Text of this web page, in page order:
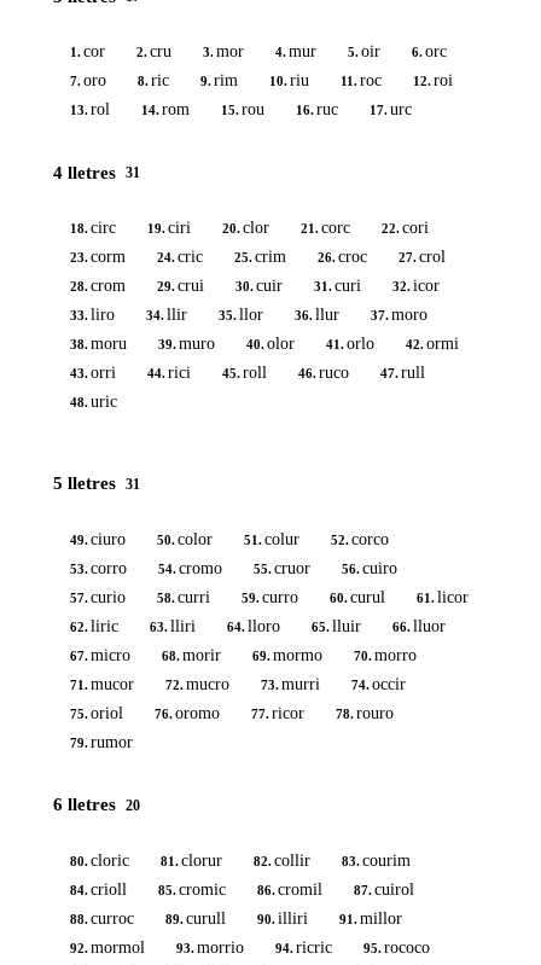
1.cor 2.cru 3.mor 4.mur 5.oir 6.orc
7.oro 8.ric 9.rim 10.riu 11.roc 12.roi
13.rol 14.rom 15.rou 16.ruc 17.urc
4 lletres 31
18.circ 19.ciri 20.clor 21.corc 22.cori
23.corm 24.cric 25.crim 26.croc 27.crol
28.crom 29.crui 30.cuir 31.curi 32.icor
33.liro 34.llir 35.llor 36.llur 37.moro
38.moru 39.muro 40.olor 41.orlo 42.ormi
43.orri 44.rici 45.roll 46.ruco 47.rull
48.uric
5 lletres 31
49.ciuro 50.color 51.colur 52.corco
53.corro 54.cromo 55.cruor 56.cuiro
57.curio 58.curri 59.curro 60.curul 61.licor
62.liric 63.lliri 64.lloro 65.lluir 66.lluor
67.micro 68.morir 69.mormo 70.morro
71.mucor 72.mucro 73.murri 74.occir
75.oriol 76.oromo 77.ricor 78.rouro
79.rumor
6 lletres 20
80.cloric 81.clorur 82.collir 83.courim
84.crioll 85.cromic 86.cromil 87.cuirol
88.curroc 89.curull 90.illiri 91.millor
92.mormol 93.morrio 94.ricric 95.rococo